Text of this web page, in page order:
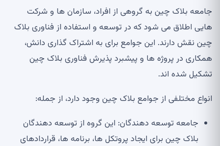
جامعه بلاک چین به گروهی از افراد، سازمان ها و شرکت
هایی اطلاق می شود که در توسعه و استفاده از فناوری بلاک
چین نقش دارند. این جوامع برای به اشتراک گذاری دانش،
همکاری در پروژه ها و پیشبرد پذیرش فناوری بلاک چین
تشکیل شده اند.
انواع مختلفی از جوامع بلاک چین وجود دارد، از جمله:
جامعه توسعه دهندگان: این گروه از توسعه دهندگان
بلاک چین برای ایجاد پروتکل ها، برنامه ها، قراردادهای